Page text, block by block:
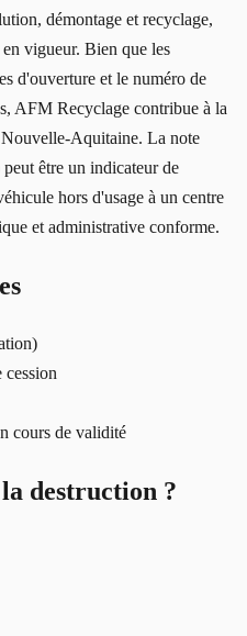
démontage et recyclage,
vigueur. Bien que les
d'ouverture et le numéro de
AFM Recyclage contribue à la
Aquitaine. La note
être un indicateur de
hors d'usage à un centre
et administrative conforme.
cession
cours de validité
destruction ?